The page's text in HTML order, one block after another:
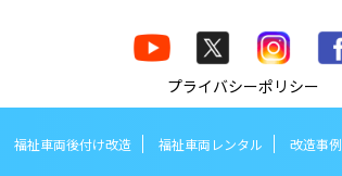
プライバシーポリシー
福祉車両後付け改造 福祉車両レンタル 改造事例